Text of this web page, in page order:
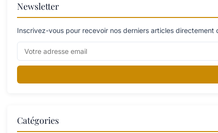
Newsletter
Inscrivez-vous pour recevoir nos derniers articles directement
Catégories